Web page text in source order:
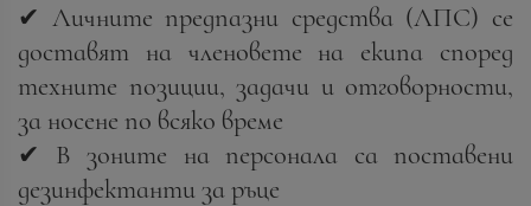
✔ Личните предпазни средства (ЛПС) се
доставят на членовете на екипа според
техните позиции, задачи и отговорности,
за носене по всяко време
✔ В зоните на персонала са поставени
дезинфектанти за ръце